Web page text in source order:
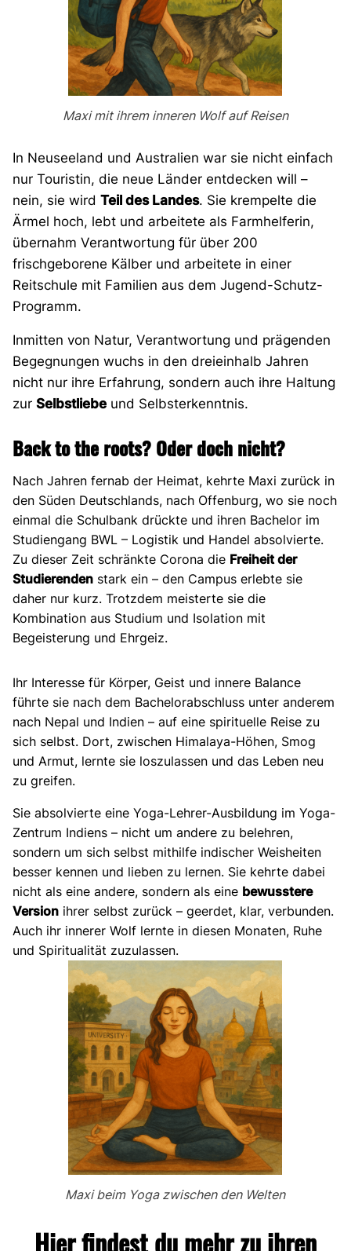
Maxi mit ihrem inneren Wolf auf Reisen
In Neuseeland und Australien war sie nicht einfach
nur Touristin, die neue Länder entdecken will –
nein, sie wird Teil des Landes. Sie krempelte die
Ärmel hoch, lebt und arbeitete als Farmhelferin,
übernahm Verantwortung für über 200
frischgeborene Kälber und arbeitete in einer
Reitschule mit Familien aus dem Jugend-Schutz-
Programm.
Inmitten von Natur, Verantwortung und prägenden
Begegnungen wuchs in den dreieinhalb Jahren
nicht nur ihre Erfahrung, sondern auch ihre Haltung
zur Selbstliebe und Selbsterkenntnis.
Back to the roots? Oder doch nicht?
Nach Jahren fernab der Heimat, kehrte Maxi zurück in
den Süden Deutschlands, nach Offenburg, wo sie noch
einmal die Schulbank drückte und ihren Bachelor im
Studiengang BWL – Logistik und Handel absolvierte.
Zu dieser Zeit schränkte Corona die Freiheit der
Studierenden stark ein – den Campus erlebte sie
daher nur kurz. Trotzdem meisterte sie die
Kombination aus Studium und Isolation mit
Begeisterung und Ehrgeiz.
Ihr Interesse für Körper, Geist und innere Balance
führte sie nach dem Bachelorabschluss unter anderem
nach Nepal und Indien – auf eine spirituelle Reise zu
sich selbst. Dort, zwischen Himalaya-Höhen, Smog
und Armut, lernte sie loszulassen und das Leben neu
zu greifen.
Sie absolvierte eine Yoga-Lehrer-Ausbildung im Yoga-
Zentrum Indiens – nicht um andere zu belehren,
sondern um sich selbst mithilfe indischer Weisheiten
besser kennen und lieben zu lernen. Sie kehrte dabei
nicht als eine andere, sondern als eine bewusstere
Version ihrer selbst zurück – geerdet, klar, verbunden.
Auch ihr innerer Wolf lernte in diesen Monaten, Ruhe
und Spiritualität zuzulassen.
Maxi beim Yoga zwischen den Welten
Hier findest du mehr zu ihren